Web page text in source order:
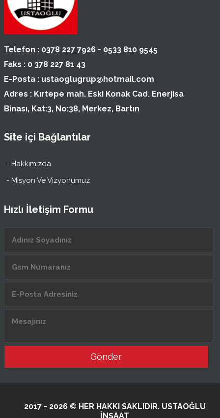
Telefon : 0378 227 7926 - 0533 810 9545
Faks : 0 378 227 81 43
E-Posta : ustaoglugrup@hotmail.com
Adres : Kırtepe mah. Eski Konak Cad. Enerjisa
Binası, Kat:3, No:38, Merkez, Bartın
Site içi Bağlantılar
- Hakkımızda
- Misyon Ve Vizyonumuz
Hızlı İletişim Formu
Gönder
2017 - 2026 © HER HAKKI SAKLIDIR. USTAOĞLU
İNŞAAT